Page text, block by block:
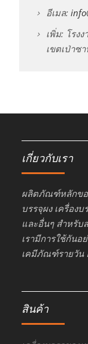
อีเมล:
เพิ่ม: โรง
เขตเป่าซ
เกี่ยวกับเรา
ผลิตภัณฑ์หลักของ
บรรจุผง เครื่อง
และอื่นๆ สำหรั
เรามีการใช้กันอ
เคมีภัณฑ์รายวัน
สินค้า